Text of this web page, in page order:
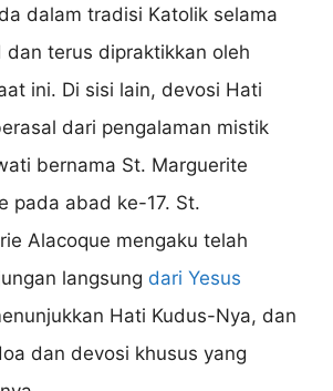
dalam tradisi Katolik selama
terus dipraktikkan oleh
ini. Di sisi lain, devosi Hati
dari pengalaman mistik
bernama St. Marguerite
pada abad ke-17. St.
Alacoque mengaku telah
langsung dari Yesus
Hati Kudus-Nya, dan
dan devosi khusus yang